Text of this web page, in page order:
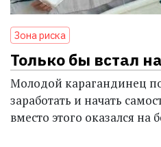
Зона риска
Только бы встал
Молодой карагандинец
заработать и начать
вместо этого оказался на